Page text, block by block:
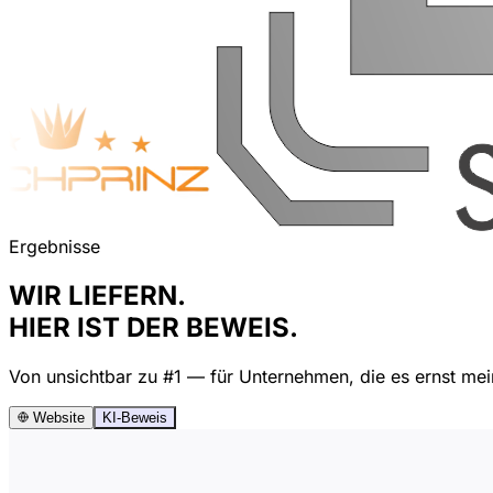
Ergebnisse
WIR LIEFERN.
HIER IST DER BEWEIS.
Von unsichtbar zu #1 — für Unternehmen, die es ernst
Website KI-Beweis